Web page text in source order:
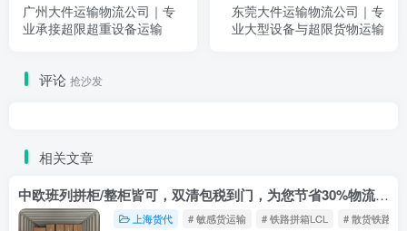
广州大件运输物流公司｜专
业承接超限超重设备运输
东莞大件运输物流公司｜专
业大型设备与超限货物运输
评论 抢沙发
相关文章
中欧班列拼柜/整柜皆可，双清包税到门，为您节省30%物流成本！
上海货代 # 敏感货运输 # 铁路拼箱LCL # 散货铁路